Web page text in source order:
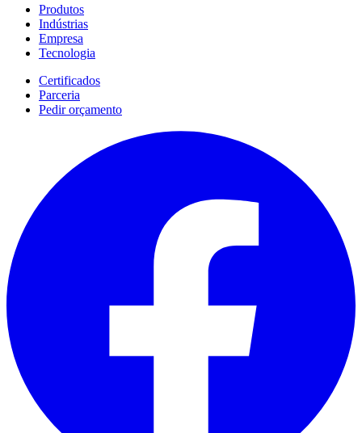
Produtos
Indústrias
Empresa
Tecnologia
Certificados
Parceria
Pedir orçamento